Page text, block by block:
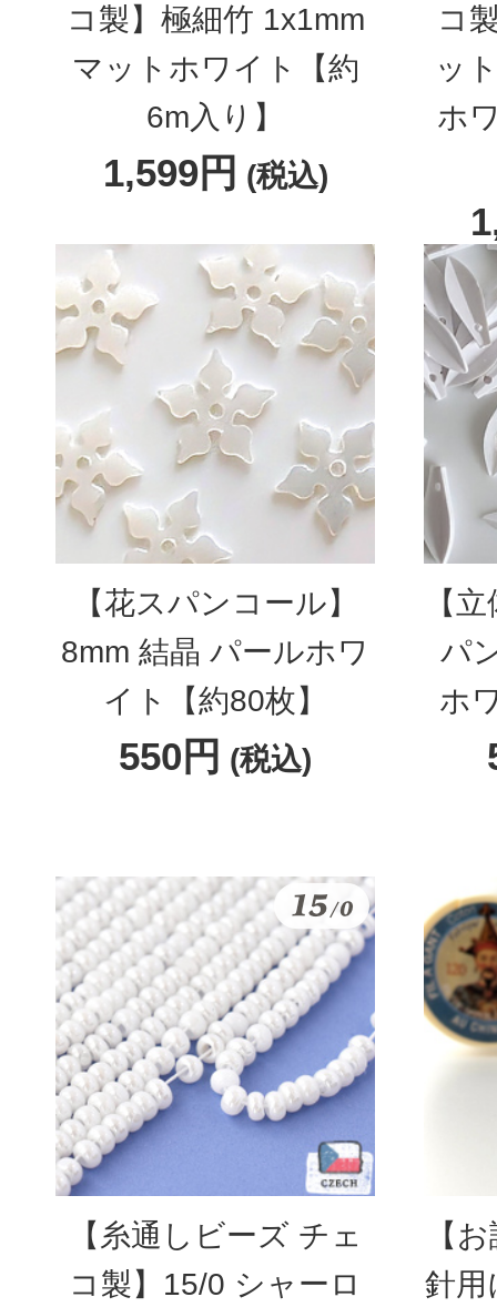
コ製】極細竹 1x1mm
マットホワイト【約
6m入り】
1,599円 (税込)
コ
ッ
ホ
【花スパンコール】
8mm 結晶 パールホワ
イト【約80枚】
550円 (税込)
【
パ
ホ
【糸通しビーズ チェ
コ製】15/0 シャーロ
【
針